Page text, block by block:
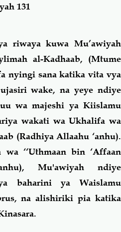
131
riwaya kuwa Mu’awiyah
al-Kadhaab, (Mtume
nyingi sana katika vita vya
wake, na yeye ndiye
wa majeshi ya Kiislamu
wakati wa Ukhalifa wa
(Radhiya Allaahu ‘anhu).
‘‘Uthmaan bin ‘Affaan
Mu'awiyah ndiye
baharini ya Waislamu
na alishiriki pia katika